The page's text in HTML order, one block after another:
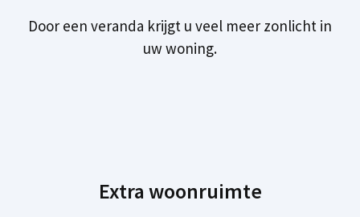
Door een veranda krijgt u veel meer zonlicht in
uw woning.
Extra woonruimte